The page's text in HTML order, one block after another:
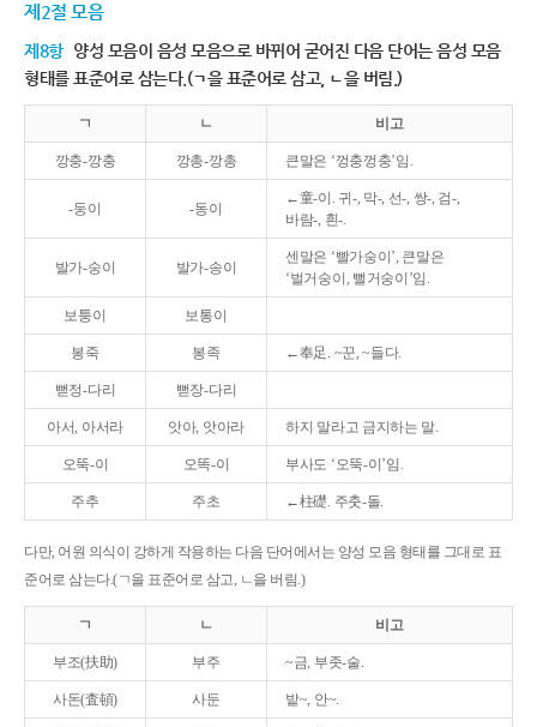
제2절 모음
제8항 양성 모음이 음성 모음으로 바뀌어 굳어진 다음 단어는 음성 모음
형태를 표준어로 삼는다.(ㄱ을 표준어로 삼고, ㄴ을 버림.)
ㄱ ㄴ 비고
깡충-깡충 깡총-깡총 큰말은 ‘껑충껑충’임.
-둥이 -동이
←童-이. 귀-, 막-, 선-, 쌍-, 검-,
바람-, 흰-.
발가-숭이 발가-송이
센말은 ‘빨가숭이’, 큰말은
‘벌거숭이, 뻘거숭이’임.
보퉁이 보통이
봉죽 봉족 ←奉足. ~꾼, ~들다.
뻗정-다리 뻗장-다리
아서, 아서라 앗아, 앗아라 하지 말라고 금지하는 말.
오뚝-이 오똑-이 부사도 ‘오뚝-이’임.
주추 주초 ←柱礎. 주춧-돌.
다만, 어원 의식이 강하게 작용하는 다음 단어에서는 양성 모음 형태를 그대로 표
준어로 삼는다.(ㄱ을 표준어로 삼고, ㄴ을 버림.)
ㄱ ㄴ 비고
부조(扶助) 부주 ~금, 부좃-술.
사돈(査頓) 사둔 밭~, 안~.